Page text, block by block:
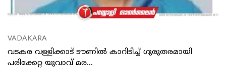
VADAKARA
വടകര വള്ളിക്കാട് ടൗണില്‍ കാറിടിച്ച് ഗുരുതരമായി
പരിക്കേറ്റ യുവാവ് മര...